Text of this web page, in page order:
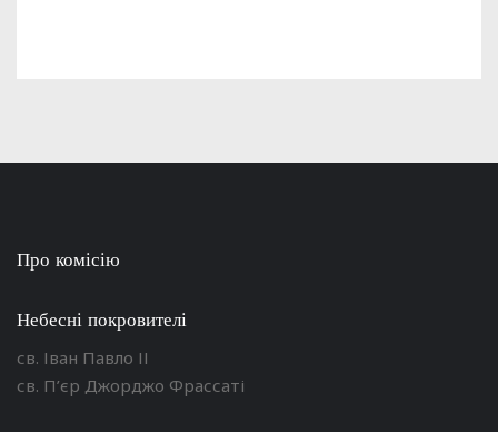
Про комісію
Небесні покровителі
св. Іван Павло ІІ
св. П’єр Джорджо Фрассаті